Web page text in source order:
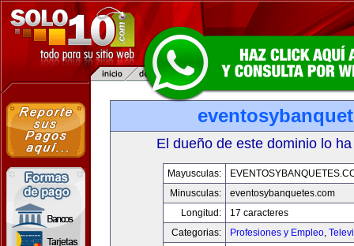
El dueño de este dominio lo
Mayusculas:
Minusculas:
eventosybanquetes.com
Longitud:
17 caracteres
Categorias:
Profesiones y Empleo,